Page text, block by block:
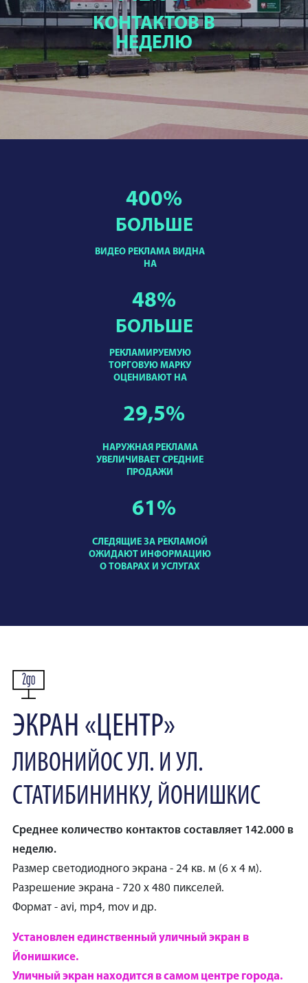
КОНТАКТОВ В
НЕДЕЛЮ
ВИДЕО РЕКЛАМА ВИДНА
НА
400%
БОЛЬШЕ
РЕКЛАМИРУЕМУЮ
ТОРГОВУЮ МАРКУ
ОЦЕНИВАЮТ НА
48%
БОЛЬШЕ
НАРУЖНАЯ РЕКЛАМА
УВЕЛИЧИВАЕТ СРЕДНИЕ
ПРОДАЖИ
29,5%
СЛЕДЯЩИЕ ЗА РЕКЛАМОЙ
ОЖИДАЮТ ИНФОРМАЦИЮ
О ТОВАРАХ И УСЛУГАХ
61%
ЭКРАН «ЦЕНТР»
ЛИВОНИЙОС УЛ. И УЛ.
СТАТИБИНИНКУ, ЙОНИШКИС
Среднее количество контактов составляет 142.000 в
неделю.
Размер светодиодного экрана - 24 кв. м (6 х 4 м).
Разрешение экрана - 720 х 480 пикселей.
Формат - avi, mp4, mov и др.
Установлен единственный уличный экран в
Йонишкисе.
Уличный экран находится в самом центре города.